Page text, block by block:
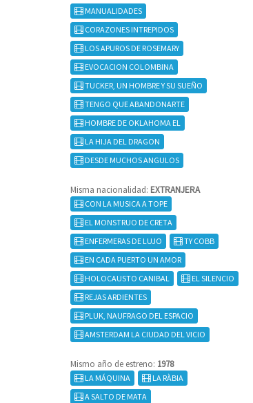
MANUALIDADES
CORAZONES INTREPIDOS
LOS APUROS DE ROSEMARY
EVOCACION COLOMBINA
TUCKER, UN HOMBRE Y SU SUEÑO
TENGO QUE ABANDONARTE
HOMBRE DE OKLAHOMA EL
LA HIJA DEL DRAGON
DESDE MUCHOS ANGULOS
Misma nacionalidad: EXTRANJERA
CON LA MUSICA A TOPE
EL MONSTRUO DE CRETA
ENFERMERAS DE LUJO
TY COBB
EN CADA PUERTO UN AMOR
HOLOCAUSTO CANIBAL
EL SILENCIO
REJAS ARDIENTES
PLUK, NAUFRAGO DEL ESPACIO
AMSTERDAM LA CIUDAD DEL VICIO
Mismo año de estreno: 1978
LA MÁQUINA
LA RÀBIA
A SALTO DE MATA